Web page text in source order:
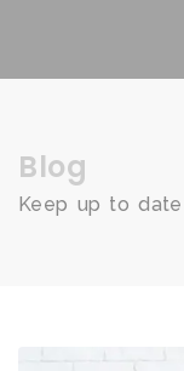
Blog
Keep up to